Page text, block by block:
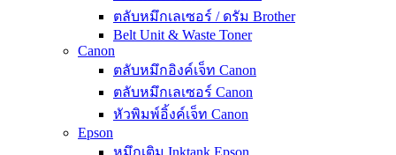
ตลับหมึกเลเซอร์ / ดรัม Brother
Belt Unit & Waste Toner
Canon
ตลับหมึกอิงค์เจ็ท Canon
ตลับหมึกเลเซอร์ Canon
หัวพิมพ์อิ้งค์เจ็ท Canon
Epson
หมึกเติม Inktank Epson